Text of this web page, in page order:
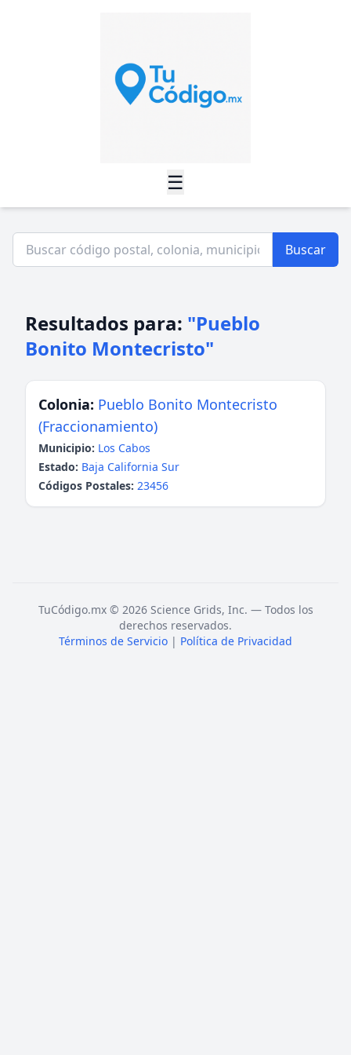
☰
Buscar
Resultados para: "Pueblo
Bonito Montecristo"
Colonia: Pueblo Bonito Montecristo
(Fraccionamiento)
Municipio: Los Cabos
Estado: Baja California Sur
Códigos Postales: 23456
TuCódigo.mx © 2026 Science Grids, Inc. — Todos los
derechos reservados.
Términos de Servicio | Política de Privacidad